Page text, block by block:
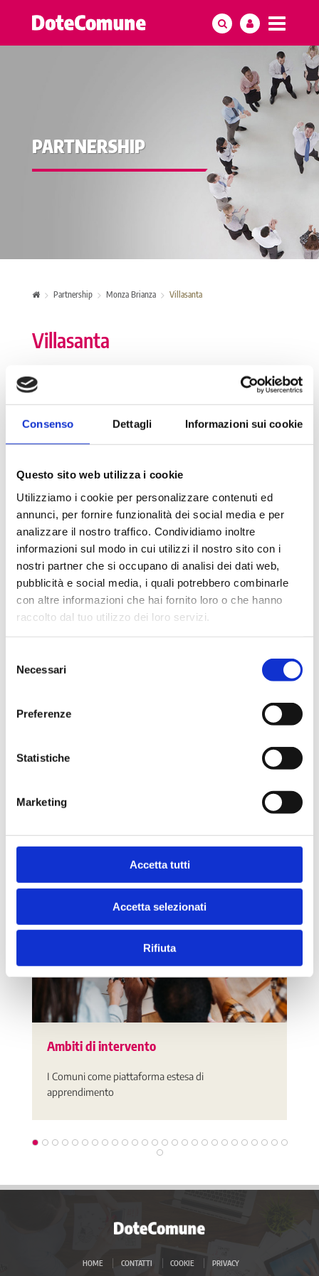
Consenso Dettagli Informazioni sui cookie
Questo sito web utilizza i cookie
Utilizziamo i cookie per personalizzare contenuti ed
annunci, per fornire funzionalità dei social media e per
analizzare il nostro traffico. Condividiamo inoltre
informazioni sul modo in cui utilizzi il nostro sito con i
nostri partner che si occupano di analisi dei dati web,
pubblicità e social media, i quali potrebbero combinarle
con altre informazioni che hai fornito loro o che hanno
raccolto dal tuo utilizzo dei loro servizi.
delNecessari
Preferenze
Statistiche
Marketing
Accetta tutti
Accetta selezionati
Rifiuta
PARTNERSHIP
Partnership Monza Brianza Villasanta
Villasanta
I numeri della Dote
Numero tutor: 17
Numero di tirocinanti storico: 86
Dettagli
Partita Iva: 00745580969
20852 - VILLASANTA (
Ambiti di intervento
I Comuni come piattaforma estesa di
apprendimento
HOME CONTATTI COOKIE PRIVACY